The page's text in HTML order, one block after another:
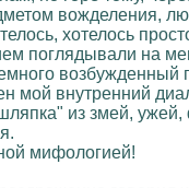
вожделения,
хотелось
поглядывали на
возбужденный
мой внутренний
из змей,
мифологией!